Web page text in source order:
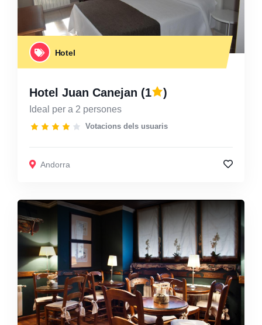
Hotel
Hotel Juan Canejan (1 )
Ideal per a 2 persones
Votacions dels usuaris
Andorra